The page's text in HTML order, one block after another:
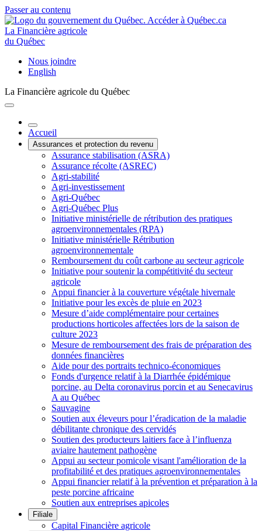
Passer au contenu
La Financière agricole
du Québec
Nous joindre
English
La Financière agricole du Québec
Accueil
Assurances et protection du revenu
Assurance stabilisation (ASRA)
Assurance récolte (ASREC)
Agri-stabilité
Agri-investissement
Agri-Québec
Agri-Québec Plus
Initiative ministérielle de rétribution des pratiques
agroenvironnementales (RPA)
Initiative ministérielle Rétribution
agroenvironnementale
Remboursement du coût carbone au secteur agricole
Initiative pour soutenir la compétitivité du secteur
agricole
Appui financier à la couverture végétale hivernale
Initiative pour les excès de pluie en 2023
Mesure d’aide complémentaire pour certaines
productions horticoles affectées lors de la saison de
culture 2023
Mesure de remboursement des frais de préparation des
données financières
Aide pour des portraits technico-économiques
Fonds d'urgence relatif à la Diarrhée épidémique
porcine, au Delta coronavirus porcin et au Senecavirus
A au Québec
Sauvagine
Soutien aux éleveurs pour l’éradication de la maladie
débilitante chronique des cervidés
Soutien des producteurs laitiers face à l’influenza
aviaire hautement pathogène
Appui au secteur pomicole visant l'amélioration de la
profitabilité et des pratiques agroenvironnementales
Appui financier relatif à la prévention et préparation à la
peste porcine africaine
Soutien aux entreprises apicoles
Filiale
Capital Financière agricole